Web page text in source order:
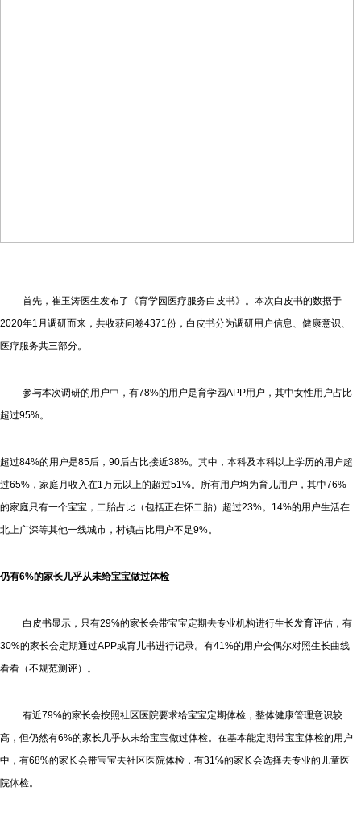
首先，崔玉涛医生发布了《育学园医疗服务白皮书》。本次白皮书的数据于
2020年1月调研而来，共收获问卷4371份，白皮书分为调研用户信息、健康意识、
医疗服务共三部分。
参与本次调研的用户中，有78%的用户是育学园APP用户，其中女性用户占比
超过95%。
超过84%的用户是85后，90后占比接近38%。其中，本科及本科以上学历的用户超
过65%，家庭月收入在1万元以上的超过51%。所有用户均为育儿用户，其中76%
的家庭只有一个宝宝，二胎占比（包括正在怀二胎）超过23%。14%的用户生活在
北上广深等其他一线城市，村镇占比用户不足9%。
仍有6%的家长几乎从未给宝宝做过体检
白皮书显示，只有29%的家长会带宝宝定期去专业机构进行生长发育评估，有
30%的家长会定期通过APP或育儿书进行记录。有41%的用户会偶尔对照生长曲线
看看（不规范测评）。
有近79%的家长会按照社区医院要求给宝宝定期体检，整体健康管理意识较
高，但仍然有6%的家长几乎从未给宝宝做过体检。在基本能定期带宝宝体检的用户
中，有68%的家长会带宝宝去社区医院体检，有31%的家长会选择去专业的儿童医
院体检。